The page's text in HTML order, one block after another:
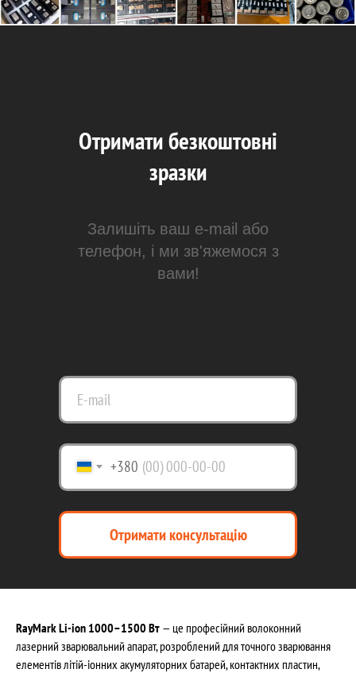
Отримати безкоштовні
зразки
Залишіть ваш e-mail або
телефон, і ми зв'яжемося з
вами!
+380
Отримати консультацію
RayMark Li-ion 1000–1500 Вт — це професійний волоконний
лазерний зварювальний апарат, розроблений для точного зварювання
елементів літій-іонних акумуляторних батарей, контактних пластин,